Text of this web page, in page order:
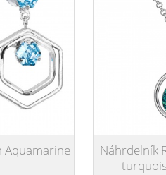
Aquamarine
Náhrdelník